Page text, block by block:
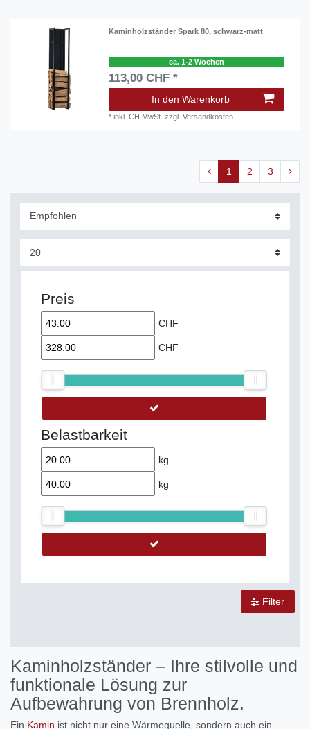
Kaminholzständer Spark 80, schwarz-matt
ca. 1-2 Wochen
113,00 CHF *
In den Warenkorb
*inkl. CH MwSt. zzgl.Versandkosten
1 2 3
Preis
CHF
CHF
Belastbarkeit
kg
kg
Filter
Kaminholzständer – Ihre stilvolle und
funktionale Lösung zur
Aufbewahrung von Brennholz.
Ein Kamin ist nicht nur eine Wärmequelle, sondern auch ein